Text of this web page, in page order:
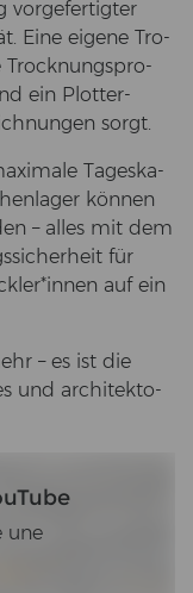
vor­ge­fer­tig­ter
Eine ei­ge­ne Tro­
Trock­nungs­pro­
ein Plotter-​
sorgt.
Ta­ges­ka­
kön­nen
– alles mit dem
für
auf ein
– es ist die
und ar­chi­tek­to­
une